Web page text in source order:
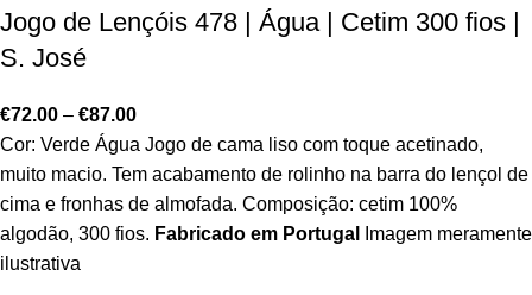
Jogo de Lençóis 478 | Água | Cetim 300 fios |
S. José
€72.00 – €87.00
Cor: Verde Água Jogo de cama liso com toque acetinado,
muito macio. Tem acabamento de rolinho na barra do lençol de
cima e fronhas de almofada. Composição: cetim 100%
algodão, 300 fios. Fabricado em Portugal
Imagem meramente
ilustrativa